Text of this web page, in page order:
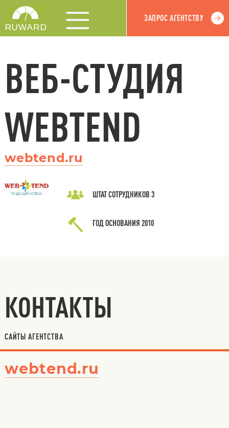
ЗАПРОС АГЕНТСТВУ
ВЕБ-СТУДИЯ
WEBTEND
webtend.ru
ШТАТ СОТРУДНИКОВ 3
ГОД ОСНОВАНИЯ 2010
КОНТАКТЫ
САЙТЫ АГЕНТСТВА
webtend.ru